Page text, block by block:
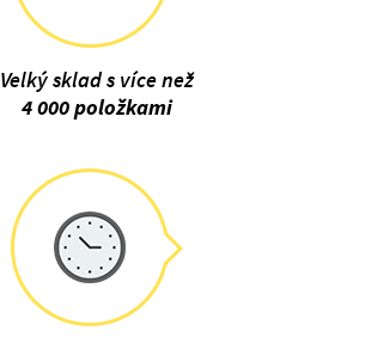
Velký sklad s více než
4 000 položkami